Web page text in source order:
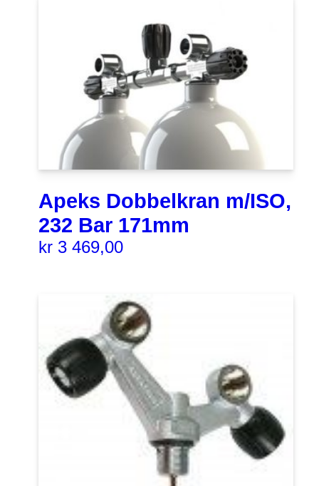
Apeks Dobbelkran m/ISO,
232 Bar 171mm
kr 3 469,00